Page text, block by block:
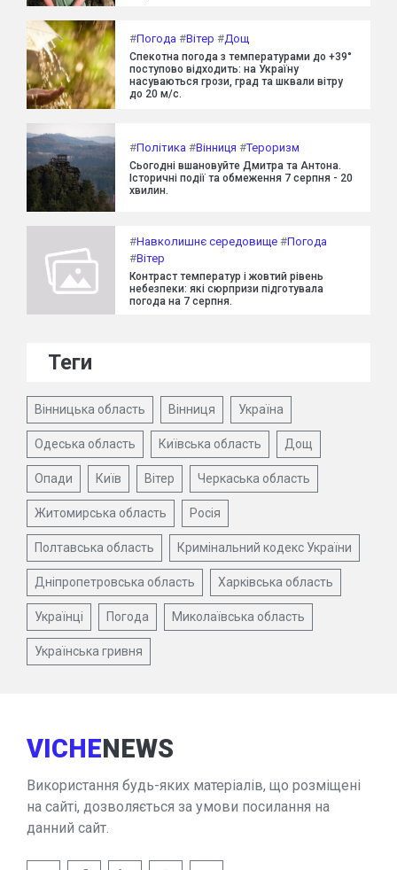
#Погода #Вітер #Дощ
Спекотна погода з температурами до +39°
поступово відходить: на Україну
насуваються грози, град та шквали вітру
до 20 м/с.
#Політика #Вінниця #Тероризм
Сьогодні вшановуйте Дмитра та Антона.
Історичні події та обмеження 7 серпня - 20
хвилин.
#Навколишнє середовище #Погода
#Вітер
Контраст температур і жовтий рівень
небезпеки: які сюрпризи підготувала
погода на 7 серпня.
Теги
Вінницька область Вінниця Україна
Одеська область Київська область Дощ
Опади Київ Вітер Черкаська область
Житомирська область Росія
Полтавська область Кримінальний кодекс України
Дніпропетровська область Харківська область
Українці Погода Миколаївська область
Українська гривня
VICHENEWS
Використання будь-яких матеріалів, що розміщені
на сайті, дозволяється за умови посилання на
данний сайт.